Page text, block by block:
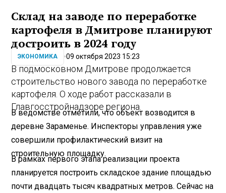
Склад на заводе по переработке
картофеля в Дмитрове планируют
достроить в 2024 году
ЭКОНОМИКА 09 октября 2023 15:23
В подмосковном Дмитрове продолжается
строительство нового завода по переработке
картофеля. О ходе работ рассказали в
Главгосстройнадзоре региона.
В ведомстве отметили, что объект возводится в
деревне Зараменье. Инспекторы управления уже
совершили профилактический визит на
строительную площадку.
В рамках первого этапа реализации проекта
планируется построить складское здание площадью
почти двадцать тысяч квадратных метров. Сейчас на